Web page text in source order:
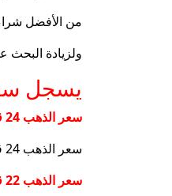
من الأفضل
ولزيادة البحث
يسجل
سعر الذهب 24 قيراط اليوم
سعر الذهب 24 قيراط في مملكة المملكة العربية السعودية المسجلة اليوم ، الجمعة 31 يناير ، إلى 325.62 السعودية ، أي ما يعادل 86.83 دولار أمريكي.
سعر الذهب 22 قيراط اليوم